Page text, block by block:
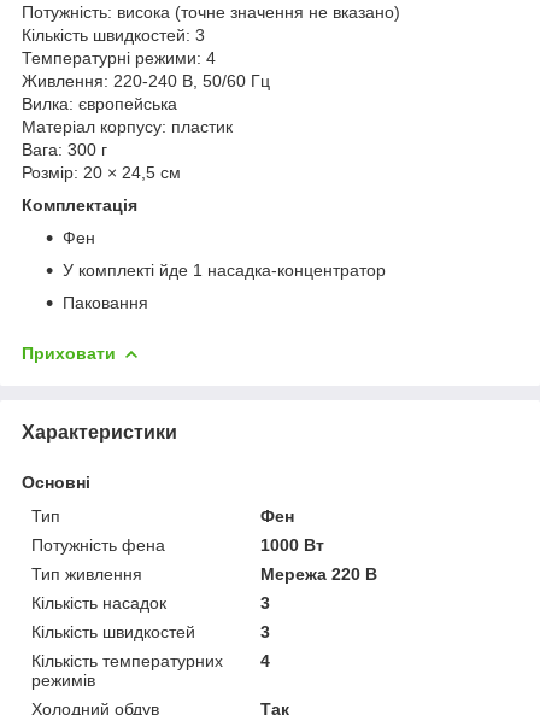
Потужність: висока (точне значення не вказано)
Кількість швидкостей: 3
Температурні режими: 4
Живлення: 220-240 В, 50/60 Гц
Вилка: європейська
Матеріал корпусу: пластик
Вага: 300 г
Розмір: 20 × 24,5 см
Комплектація
Фен
У комплекті йде 1 насадка-концентратор
Паковання
Приховати
Характеристики
Основні
Тип
Фен
Потужність фена
1000 Вт
Тип живлення
Мережа 220 В
Кількість насадок
3
Кількість швидкостей
3
Кількість температурних
режимів
4
Холодний обдув Так